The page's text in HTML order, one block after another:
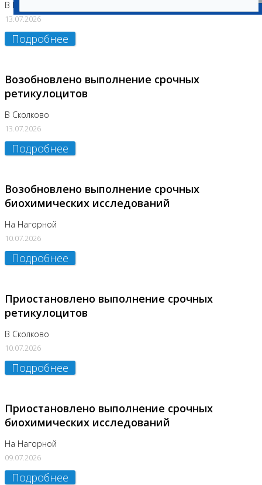
В Бутово
13.07.2026
Подробнее
Возобновлено выполнение срочных
ретикулоцитов
В Сколково
13.07.2026
Подробнее
Возобновлено выполнение срочных
биохимических исследований
На Нагорной
10.07.2026
Подробнее
Приостановлено выполнение срочных
ретикулоцитов
В Сколково
10.07.2026
Подробнее
Приостановлено выполнение срочных
биохимических исследований
На Нагорной
09.07.2026
Подробнее